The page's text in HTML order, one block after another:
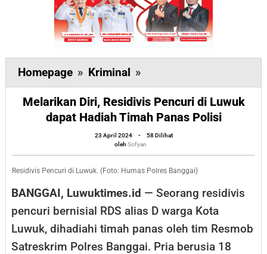
Homepage » Kriminal »
Diri,
Residivis
Pencuri
di
Luwuk
dapat
Hadiah
Timah
Panas
Melarikan Diri, Residivis Pencuri di Luwuk
dapat Hadiah Timah Panas Polisi
23 April 2024
oleh
Sofyan
-
58 Dilihat
oleh Sofyan
Residivis Pencuri di Luwuk. (Foto: Humas Polres Banggai)
BANGGAI, Luwuktimes.id — Seorang residivis
pencuri bernisial RDS alias D warga Kota
Luwuk, dihadiahi timah panas oleh tim Resmob
Satreskrim Polres Banggai. Pria berusia 18